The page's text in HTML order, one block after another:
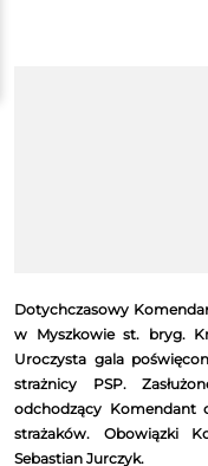
Dotychczasowy
w Myszkowie st. bryg.
Uroczysta gala
strażnicy PSP.
odchodzący Komendant
strażaków. Obowiązki
Sebastian Jurczyk.